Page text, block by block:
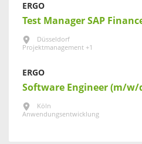
ERGO
Test Manager SAP
Düsseldorf
Projektmanagement +1
ERGO
Software Engineer (m/w/
Köln
Anwendungsentwicklung